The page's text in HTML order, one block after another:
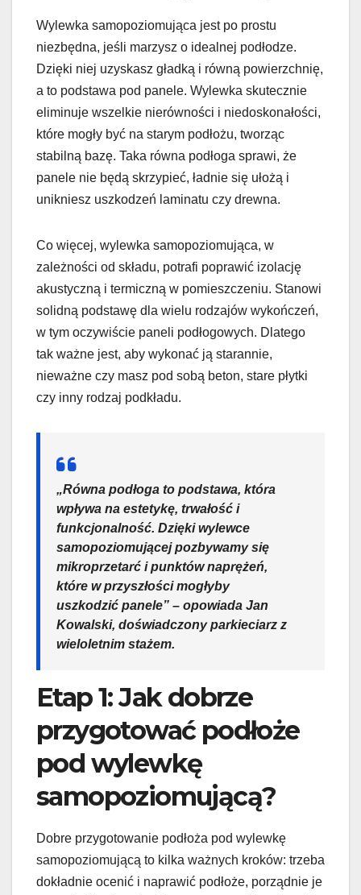
Wylewka samopoziomująca jest po prostu
niezbędna, jeśli marzysz o idealnej podłodze.
Dzięki niej uzyskasz gładką i równą powierzchnię,
a to podstawa pod panele. Wylewka skutecznie
eliminuje wszelkie nierówności i niedoskonałości,
które mogły być na starym podłożu, tworząc
stabilną bazę. Taka równa podłoga sprawi, że
panele nie będą skrzypieć, ładnie się ułożą i
unikniesz uszkodzeń laminatu czy drewna.
Co więcej, wylewka samopoziomująca, w
zależności od składu, potrafi poprawić izolację
akustyczną i termiczną w pomieszczeniu. Stanowi
solidną podstawę dla wielu rodzajów wykończeń,
w tym oczywiście paneli podłogowych. Dlatego
tak ważne jest, aby wykonać ją starannie,
nieważne czy masz pod sobą beton, stare płytki
czy inny rodzaj podkładu.
„Równa podłoga to podstawa, która
wpływa na estetykę, trwałość i
funkcjonalność. Dzięki wylewce
samopoziomującej pozbywamy się
mikroprzetarć i punktów naprężeń,
które w przyszłości mogłyby
uszkodzić panele” – opowiada Jan
Kowalski, doświadczony parkieciarz z
wieloletnim stażem.
Etap 1: Jak dobrze
przygotować podłoże
pod wylewkę
samopoziomującą?
Dobre przygotowanie podłoża pod wylewkę
samopoziomującą to kilka ważnych kroków: trzeba
dokładnie ocenić i naprawić podłoże, porządnie je